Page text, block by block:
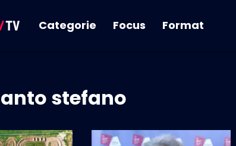
Categorie Focus Format
stefano